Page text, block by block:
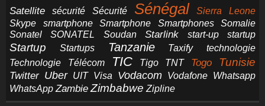
Satellite sécurité Sécurité Sénégal
Sierra Leone
Skype
smartphone Smartphone Smartphones
Somalie
Sonatel
SONATEL Soudan Starlink start-up startup
Startup Startups Tanzanie Taxify
technologie
Technologie
Télécom TIC Tigo TNT Togo Tunisie
Twitter Uber UIT Visa Vodacom Vodafone Whatsapp
WhatsApp Zambie Zimbabwe Zipline